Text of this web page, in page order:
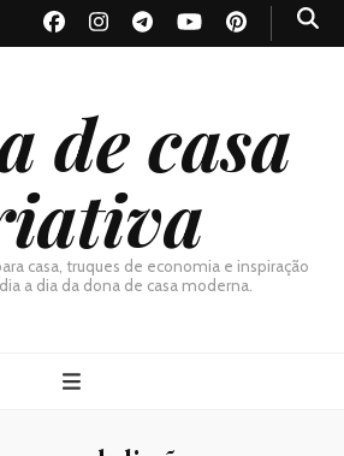
de casa
casa, truques de economia e inspiração
a dia da dona de casa moderna.